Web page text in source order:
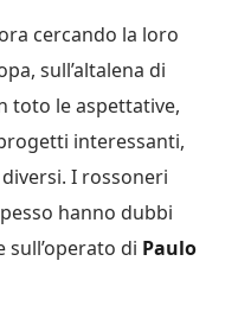
cercando la loro
sull’altalena di
toto le aspettative,
interessanti,
I rossoneri
hanno dubbi
sull’operato di Paulo